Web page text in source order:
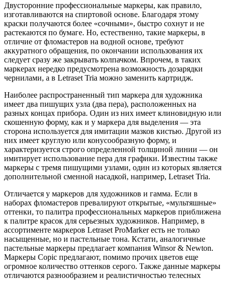
Двусторонние профессиональные маркеры, как правило,
изготавливаются на спиртовой основе. Благодаря этому
краски получаются более «сочными», быстро сохнут и не
растекаются по бумаге. Но, естественно, такие маркеры, в
отличие от фломастеров на водной основе, требуют
аккуратного обращения, по окончании использования их
следует сразу же закрывать колпачком. Впрочем, в таких
маркерах нередко предусмотрена возможность дозарядки
чернилами, а в Letraset Tria можно заменить картридж.
Наиболее распространенный тип маркера для художника
имеет два пишущих узла (два пера), расположенных на
разных концах прибора. Один из них имеет клиновидную или
скошенную форму, как и у маркера для выделения — эта
сторона используется для имитации мазков кистью. Другой из
них имеет круглую или конусообразную форму, и
характеризуется строго определенной толщиной линии — он
имитирует использование пера для графики. Известны также
маркеры с тремя пишущими узлами, один из которых является
дополнительной сменной насадкой, например, Letraset Tria.
Отличается у маркеров для художников и гамма. Если в
наборах фломастеров превалируют открытые, «мультяшные»
оттенки, то палитра профессиональных маркеров приближена
к палитре красок для серьезных художников. Например, в
ассортименте маркеров Letraset ProMarker есть не только
насыщенные, но и пастельные тона. Кстати, аналогичные
пастельные маркеры предлагает компания Winsor & Newton.
Маркеры Copic предлагают, помимо прочих цветов еще
огромное количество оттенков серого. Также данные маркеры
отличаются разнообразием и реалистичностью телесных